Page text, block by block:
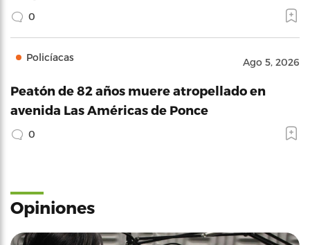
0
Policíacas Ago 5, 2026
Peatón de 82 años muere atropellado en
avenida Las Américas de Ponce
0
Opiniones